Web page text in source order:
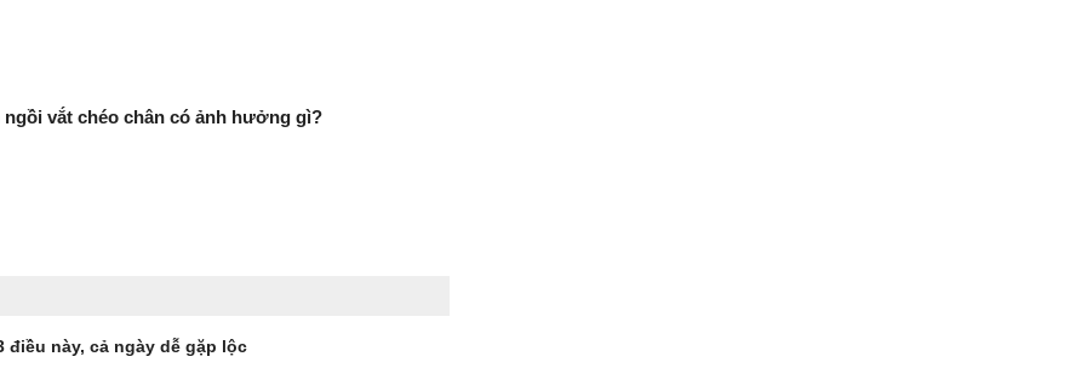
vắt chéo chân có ảnh hưởng gì?
này, cả ngày dễ gặp lộc